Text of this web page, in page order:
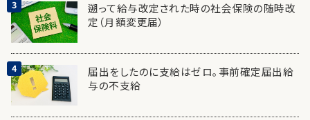
遡って給与改定された時の社会保険の随時改
定（月額変更届）
届出をしたのに支給はゼロ。事前確定届出給
与の不支給